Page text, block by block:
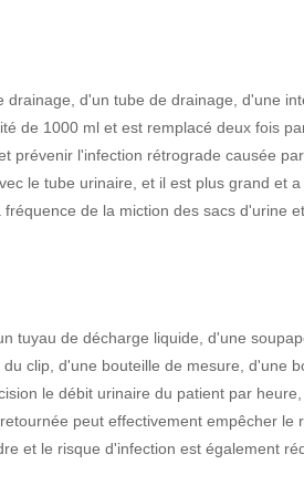
d'un tube de drainage, d'une
de 1000 ml et est remplacé deux fois
prévenir l'infection rétrograde causée
le tube urinaire, et il est plus grand et a
de la miction des sacs d'urine
tuyau de décharge liquide, d'une
clip, d'une bouteille de mesure, d'une
le débit urinaire du patient par
peut effectivement empêcher le
et le risque d'infection est également